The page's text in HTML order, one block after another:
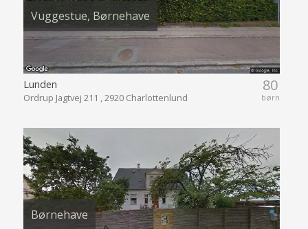
Vuggestue, Børnehave
80
børn
Lunden
Ordrup Jagtvej 211 , 2920 Charlottenlund
Børnehave